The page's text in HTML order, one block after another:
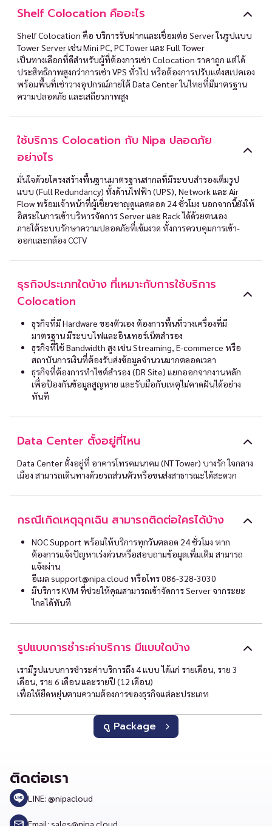
Shelf Colocation คืออะไร
Shelf Colocation คือ บริการรับฝากและเชื่อมต่อ Server ในรูปแบบ
Tower Server เช่น Mini PC, PC Tower และ Full Tower
เป็นทางเลือกที่ดีสำหรับผู้ที่ต้องการเช่า Colocation ราคาถูก แต่ได้
ประสิทธิภาพสูงกว่าการเช่า VPS ทั่วไป หรือต้องการปรับแต่งสเปคเอง
พร้อมพื้นที่เช่าวางอุปกรณ์ภายใต้ Data Center ในไทยที่มีมาตรฐาน
ความปลอดภัย และเสถียรภาพสูง
ใช้บริการ Colocation กับ Nipa ปลอดภัย
อย่างไร
มั่นใจด้วยโครงสร้างพื้นฐานมาตรฐานสากลที่มีระบบสำรองเต็มรูป
แบบ (Full Redundancy) ทั้งด้านไฟฟ้า (UPS), Network และ Air
Flow พร้อมเจ้าหน้าที่ผู้เชี่ยวชาญดูแลตลอด 24 ชั่วโมง นอกจากนี้ยังให้
อิสระในการเข้าบริหารจัดการ Server และ Rack ได้ด้วยตนเอง
ภายใต้ระบบรักษาความปลอดภัยที่เข้มงวด ทั้งการควบคุมการเข้า-
ออกและกล้อง CCTV
ธุรกิจประเภทใดบ้าง ที่เหมาะกับการใช้บริการ
Colocation
ธุรกิจที่มี Hardware ของตัวเอง ต้องการพื้นที่วางเครื่องที่มี
มาตรฐาน มีระบบไฟและอินเทอร์เน็ตสำรอง
ธุรกิจที่ใช้ Bandwidth สูง เช่น Streaming, E-commerce หรือ
สถาบันการเงินที่ต้องรับส่งข้อมูลจำนวนมากตลอดเวลา
ธุรกิจที่ต้องการทำไซต์สำรอง (DR Site) แยกออกจากงานหลัก
เพื่อป้องกันข้อมูลสูญหาย และรับมือกับเหตุไม่คาดฝันได้อย่าง
ทันที
Data Center ตั้งอยู่ที่ไหน
Data Center ตั้งอยู่ที่ อาคารโทรคมนาคม (NT Tower) บางรัก ใจกลาง
เมือง สามารถเดินทางด้วยรถส่วนตัวหรือขนส่งสาธารณะได้สะดวก
กรณีเกิดเหตุฉุกเฉิน สามารถติดต่อใครได้บ้าง
NOC Support พร้อมให้บริการทุกวันตลอด 24 ชั่วโมง หาก
ต้องการแจ้งปัญหาเร่งด่วนหรือสอบถามข้อมูลเพิ่มเติม สามารถ
แจ้งผ่าน
อีเมล support@nipa.cloud หรือโทร 086-328-3030
มีบริการ KVM ที่ช่วยให้คุณสามารถเข้าจัดการ Server จากระยะ
ไกลได้ทันที
รูปแบบการชำระค่าบริการ มีแบบใดบ้าง
เรามีรูปแบบการชำระค่าบริการถึง 4 แบบ ได้แก่ รายเดือน, ราย 3
เดือน, ราย 6 เดือน และรายปี (12 เดือน)
เพื่อให้ยืดหยุ่นตามความต้องการของธุรกิจแต่ละประเภท
ดู Package
ติดต่อเรา
LINE: @nipacloud
Email: sales@nipa.cloud